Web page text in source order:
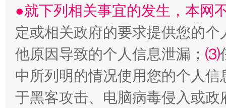
受贿1.44亿！段成刚被判无期 从幼
●就下列相关事宜的发生，本网
定或相关政府的要求提供您的个
他原因导致的个人信息泄漏； ⑶
中所列明的情况使用您的个人
于黑客攻击、电脑病毒侵入或